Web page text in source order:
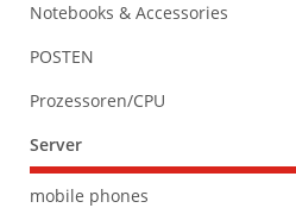
Notebooks & Accessories
POSTEN
Prozessoren/CPU
Server
mobile phones